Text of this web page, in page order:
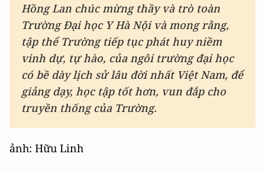
Hồng Lan chúc mừng thầy và trò toàn
Trường Đại học Y Hà Nội và mong rằng,
tập thể Trường tiếp tục phát huy niềm
vinh dự, tự hào, của ngôi trường đại học
có bề dày lịch sử lâu đời nhất Việt Nam, để
giảng dạy, học tập tốt hơn, vun đắp cho
truyền thống của Trường.
ảnh: Hữu Linh